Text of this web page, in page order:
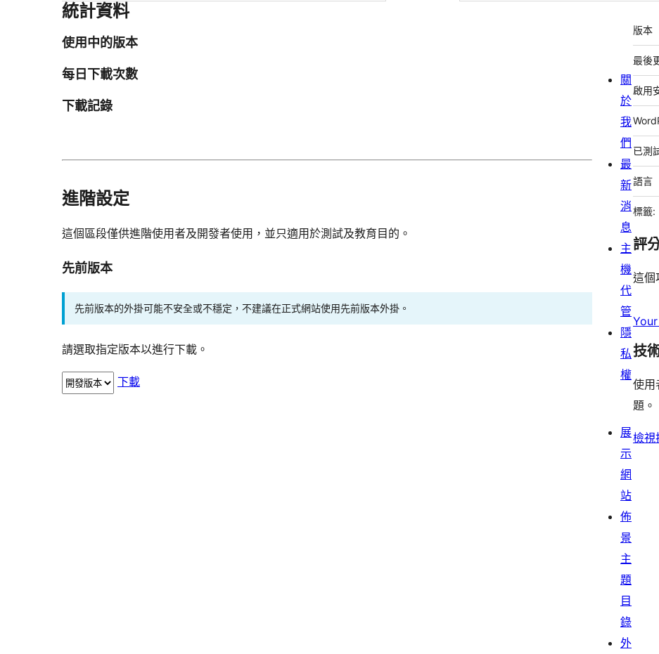
統計資料
使用中的版本
每日下載次數
下載記錄
進階設定
這個區段僅供進階使用者及開發者使用，並只適用於測試及教育目的。
先前版本
先前版本的外掛可能不安全或不穩定，不建議在正式網站使用先前版本外掛。
請選取指定版本以進行下載。
下載
中
繼
資
料
版本
最後
啟用
已測
語言
標籤:
評
這個
技
使用
題。
檢視
關
於
我
們
最
新
消
息
主
機
代
管
隱
私
權
展
示
網
站
佈
景
主
題
目
錄
外